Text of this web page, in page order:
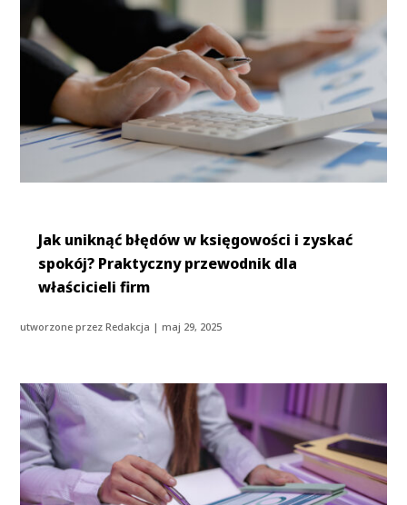
Jak uniknąć błędów w księgowości i zyskać
spokój? Praktyczny przewodnik dla
właścicieli firm
utworzone przezRedakcja |maj 29, 2025